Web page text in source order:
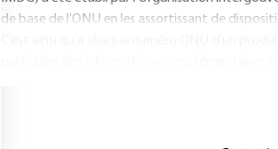
de base de l’ONU en les assortissant de